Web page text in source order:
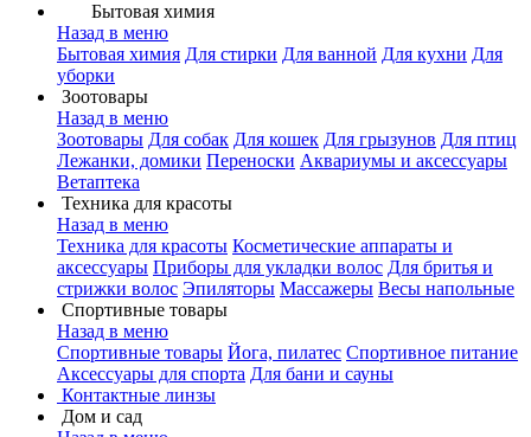
Бытовая химия
Назад в меню
Бытовая химия Для стирки Для ванной Для кухни Для
уборки
Зоотовары
Назад в меню
Зоотовары Для собак Для кошек Для грызунов Для птиц
Лежанки, домики Переноски Аквариумы и аксессуары
Ветаптека
Техника для красоты
Назад в меню
Техника для красоты Косметические аппараты и
аксессуары Приборы для укладки волос Для бритья и
стрижки волос Эпиляторы Массажеры Весы напольные
Спортивные товары
Назад в меню
Спортивные товары Йога, пилатес Спортивное питание
Аксессуары для спорта Для бани и сауны
Контактные линзы
Дом и сад